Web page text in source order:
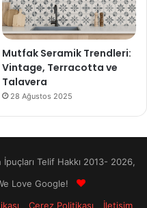
Mutfak Seramik Trendleri:
Vintage, Terracotta ve
Talavera
28 Ağustos 2025
Telif Hakkı 2013- 2026,
Love Google!
Çerez Politikası İletişim